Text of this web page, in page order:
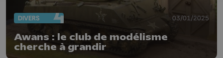
DIVERS 03/01/2025
Awans : le club de modélisme
cherche à grandir